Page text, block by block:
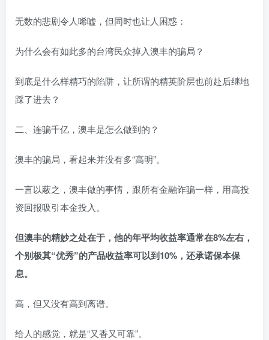
无数的悲剧令人唏嘘，但同时也让人困惑：
为什么会有如此多的台湾民众掉入澳丰的骗局？
到底是什么样精巧的陷阱，让所谓的精英阶层也前赴后继地
踩了进去？
二、连骗千亿，澳丰是怎么做到的？
澳丰的骗局，看起来并没有多“高明”。
一言以蔽之，澳丰做的事情，跟所有金融诈骗一样，用高投
资回报吸引本金投入。
但澳丰的精妙之处在于，他的年平均收益率通常在8%左右，
个别极其“优秀”的产品收益率可以到10%，还承诺保本保
息。
高，但又没有高到离谱。
给人的感觉，就是“又香又可靠”。